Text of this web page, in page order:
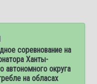
соревнование на
Ханты-
автономного округа
на обласах